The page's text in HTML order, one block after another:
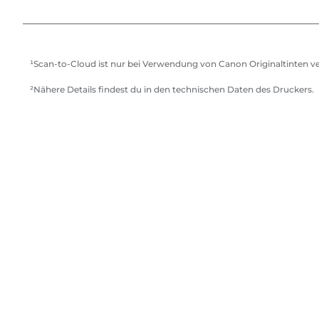
¹Scan-to-Cloud ist nur bei Verwendung von Canon Originaltinten
²Nähere Details findest du in den technischen Daten des Druckers.